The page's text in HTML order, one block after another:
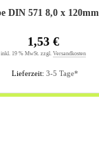
Sechskant-Holzschraube DIN 571 8,0 x 120mm
Lieferzeit: 3-5 Tage*
1,53 €
inkl. 19 % MwSt. zzgl. Versandkosten